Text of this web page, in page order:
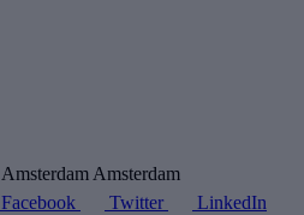
Amsterdam
Facebook Twitter LinkedIn